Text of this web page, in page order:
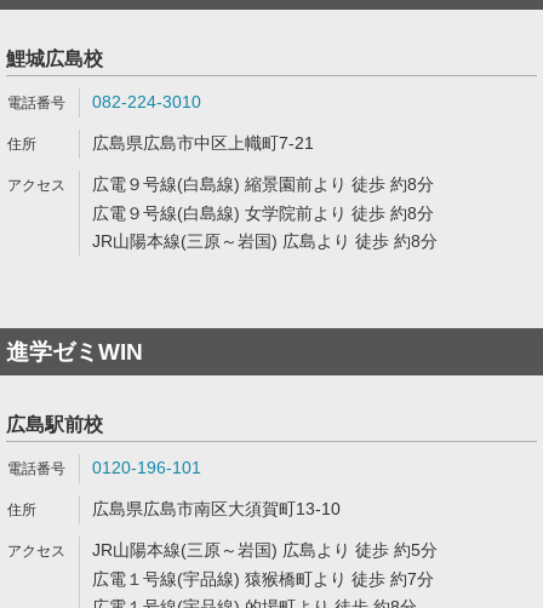
鯉城広島校
082-224-3010
広島県広島市中区上幟町7-21
広電９号線(白島線) 縮景園前より 徒歩 約8分
広電９号線(白島線) 女学院前より 徒歩 約8分
JR山陽本線(三原～岩国) 広島より 徒歩 約8分
進学ゼミWIN
広島駅前校
0120-196-101
広島県広島市南区大須賀町13-10
JR山陽本線(三原～岩国) 広島より 徒歩 約5分
広電１号線(宇品線) 猿猴橋町より 徒歩 約7分